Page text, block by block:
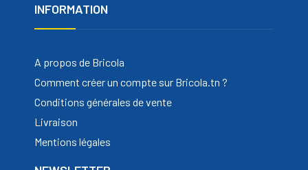
INFORMATION
A propos de Bricola
Comment créer un compte sur Bricola.tn ?
Conditions générales de vente
Livraison
Mentions légales